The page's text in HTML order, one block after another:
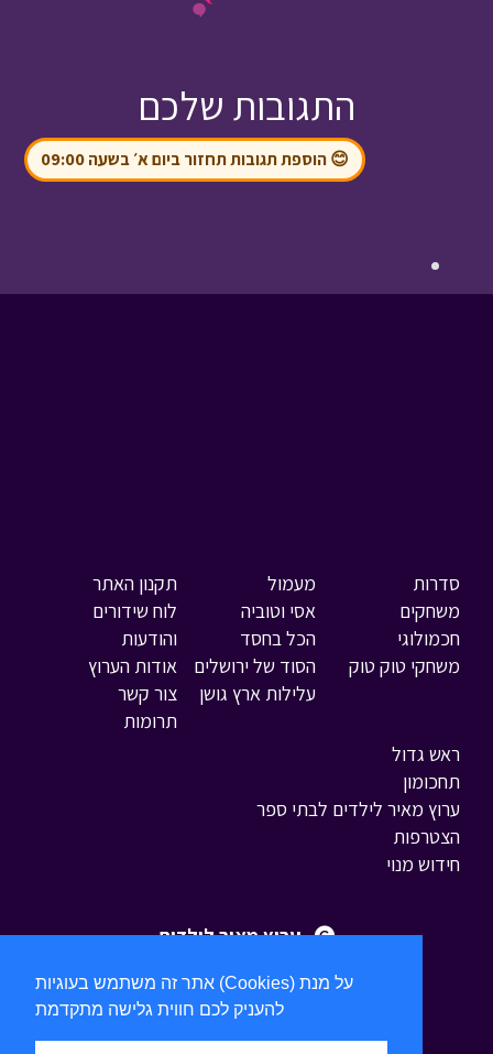
אתר זה משתמש בעוגיות (Cookies) על מנת
התגובות שלכם
😊 הוספת תגובות תחזור ביום א׳ בשעה 09:00
סדרות
משחקים
חכמולוגי
משחקי טוק טוק
מעמול
אסי וטוביה
הכל בחסד
הסוד של ירושלים
עלילות ארץ גושן
ראש גדול
תחכומון
ערוץ מאיר לילדים לבתי ספר
הצטרפות
חידוש מנוי
תקנון האתר
לוח שידורים
והודעות
אודות הערוץ
צור קשר
תרומות
ערוץ מאיר לילדים